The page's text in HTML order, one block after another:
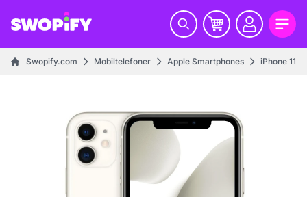
Swopify.com Mobiltelefoner Apple Smartphones iPhone 11